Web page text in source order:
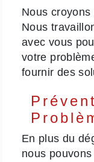
Nous
Nous
avec vous
votre
fournir des
En plus du
nous